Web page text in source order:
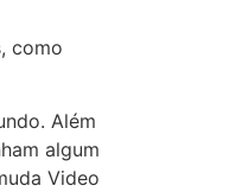
como
Além
algum
Video